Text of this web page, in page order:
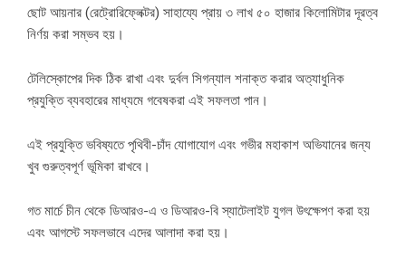
ছোট আয়নার (রেট্রোরিফ্লেক্টর) সাহায্যে প্রায় ৩ লাখ ৫০ হাজার কিলোমিটার দূরত্ব
নির্ণয় করা সম্ভব হয়।
টেলিস্কোপের দিক ঠিক রাখা এবং দুর্বল সিগন্যাল শনাক্ত করার অত্যাধুনিক
প্রযুক্তি ব্যবহারের মাধ্যমে গবেষকরা এই সফলতা পান।
এই প্রযুক্তি ভবিষ্যতে পৃথিবী-চাঁদ যোগাযোগ এবং গভীর মহাকাশ অভিযানের জন্য
খুব গুরুত্বপূর্ণ ভূমিকা রাখবে।
গত মার্চে চীন থেকে ডিআরও-এ ও ডিআরও-বি স্যাটেলাইট যুগল উৎক্ষেপণ করা হয়
এবং আগস্টে সফলভাবে এদের আলাদা করা হয়।